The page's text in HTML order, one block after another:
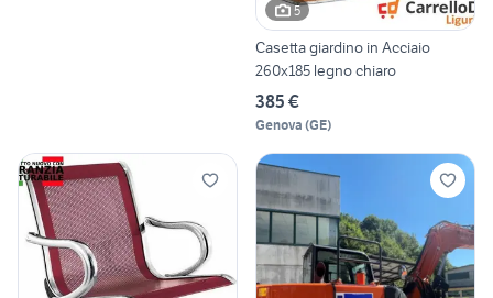
5
Casetta giardino in Acciaio
260x185 legno chiaro
385 €
Genova (GE)